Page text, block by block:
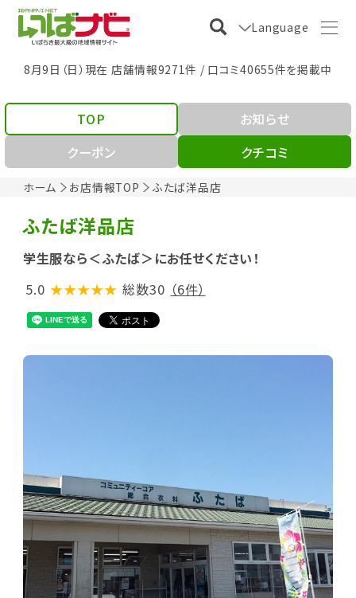
Language
8月9日（日）現在 店舗情報9271件 / 口コミ40655件を掲載中
ホーム お店情報TOP ふたば洋品店
TOP
お知らせ
クーポン
クチコミ
ふたば洋品店
学生服なら＜ふたば＞にお任せください！
5.0 ★★★★★ 総数30 （6件）